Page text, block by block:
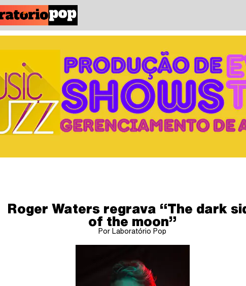
Roger Waters regrava “The dark
of the moon”
Por Laboratório Pop